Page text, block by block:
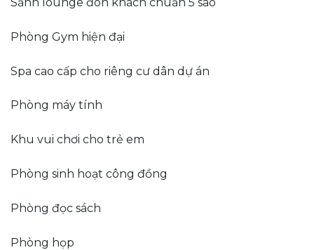
Phòng Gym hiện đại
Spa cao cấp cho riêng cư dân dự án
Phòng máy tính
Khu vui chơi cho trẻ em
Phòng sinh hoạt công đồng
Phòng đọc sách
Phòng họp